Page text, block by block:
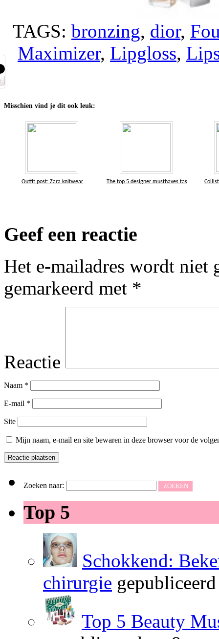
TAGS: bronzing, dior,
Maximizer, Lipgloss,
Misschien vind je dit ook leuk:
Outfit post: Zara knitwear The top 5 designer musthaves tas
Geef een reactie
Het e-mailadres wordt niet
gemarkeerd met *
Reactie
Naam *
E-mail *
Site
Mijn naam, e-mail en site bewaren in deze browser voor de
Zoeken naar:
Top 5
Schokkend:
chirurgie
Top 5 Beauty